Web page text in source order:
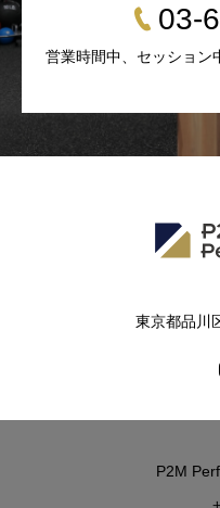
03-
営業時間中、セッション
東京都品川
P2M